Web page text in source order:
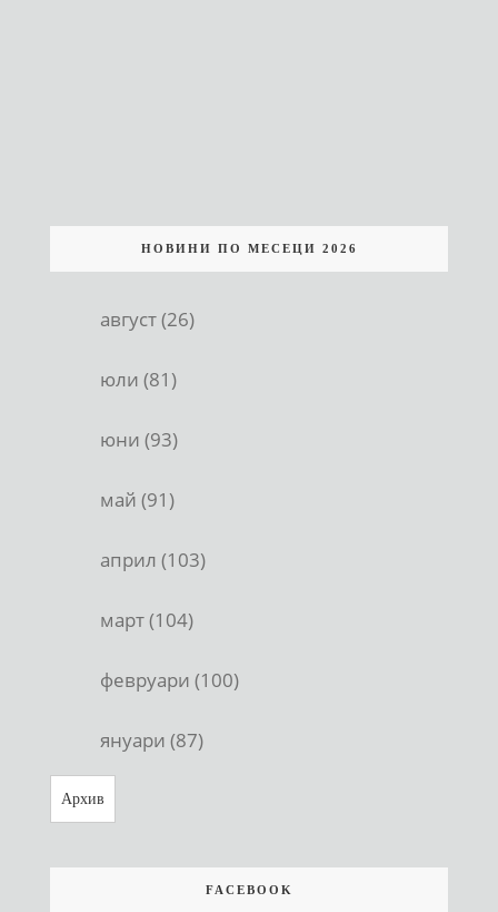
НОВИНИ ПО МЕСЕЦИ 2026
август (26)
юли (81)
юни (93)
май (91)
април (103)
март (104)
февруари (100)
януари (87)
Архив
FACEBOOK